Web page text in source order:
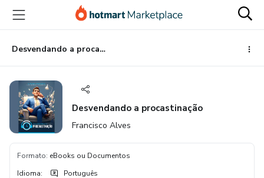
para
conteúdo
principal
para
pagamento
para
rodapé
Desvendando a procastinação
Desvendando a procastinação
Francisco Alves
Formato: eBooks ou Documentos
Idioma: Português